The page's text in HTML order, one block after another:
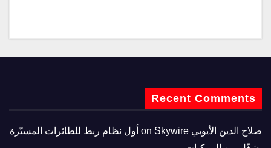
Recent Comments
صلاح الدين الأيوبي
Skywire أول نظام ربط للطائرات المسيّرة